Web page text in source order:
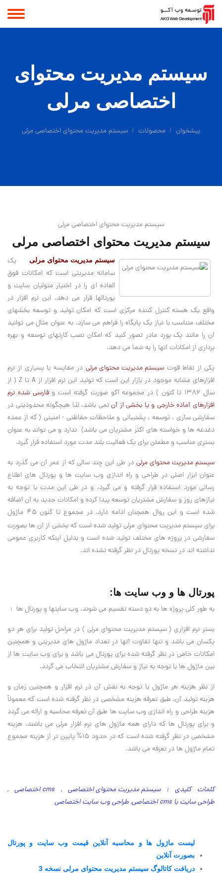
سیستم مدیریت محتوای
اختصاصی مرلی
پیشخوان محصولات سیستم مدیریت محتوای اختصاصی مرلی
سیستم مدیریت محتوای اختصاصی مرلی
سیستم مدیریت محتوای اختصاصی مرلی
سیستم مدیریت محتوای مرلی
یک
سامانه مدیریتی است که امکانات فوق
العاده ای را در اختیار متولیان سایت و
پورتالها قرار می دهد. این نرم افزار در
واقع یک هسته کنترل کننده مرکزی است که امکان تولید و توسعه بخشهای
مختلف متناسب با نیاز یک پایگاه را فراهم می سازد. به عنوان مثال می توانید
آن را مانند یک بورد مادر تصور کنید که امکان نصب کارتهای توسعه و بهره
برداری از امکانات آنها را به شما می دهد.
یکی از نقاط قوتسیستم مدیریت محتوای مرلی در مقایسه با بسیاری از نرم
افزارهای مشابه موجود در بازار این است که تولید این نرم افزار ازA تا Z ( از
سال 1386 تا کنون ) در مجموعه آکو صورت گرفته است و
فارسی شده نرم
افزارهای آماده خارجی و یا بخشی از آننمی باشد، لذا هیچگونه محدودیتی در
سفارشی سازی ، توسعه ، پشتیبانی و ملاحظات حفاظتی - امنیتی ( که از عمده
دغدغه ها و خواسته های اکثر مشتریان می باشد) ندارد و می تواند به عنوان
بستری مناسب و مطمئن برای یک فعالیت بلند مدت مورد استفاده قرار گیرد.
سیستم مدیریت محتوای مرلی در طی این چند سالی که از عمر آن می گذرد به
عنوان ابزار اصلی در طراحی و راه اندازی وب سایت ها و پورتال های اطلاع
رسانی مورد استفاده قرار گرفته و می گیرد، و در طی این مدت با توجه به
نیازهای روز و سفارش مشتریان توسعه پیدا کرده و امکانات جدید به آن اضافه
شده است و این روال همچنان ادامه دارد. در مجموع تا کنون 45 ماژول
برای سیستم مدیریت محتوای مرلی تولید شده است که بخشی از آن ها بصورت
سفارشی در پروژه های مختلف تولید شده است و بدلیل اینکه کاربری عمومی
نداشته اند در نسخه پورتال در نظر گرفته نشده اند.
پورتال ها و وب سایت ها:
به طور کلی پروژه ها به دو دسته تقسیم می شوند، وب سایتها و پورتال ها :
بستر نرم افزاری ( سیستم مدیریت محتوای مرلی ) در مراحل تولید برای هر دو
یکسان می باشد و تنها تفاوت آنها در تعداد ماژول های مدیریتی و همچنین
امکانات خاص در نظر گرفته شده برای پورتال می باشد و برای وب سایت ها از
بین ماژول ها با توجه به نیاز و سفارش مشتریان انتخاب می گردد.
از نظر هزینه هر ماژول با توجه به نقش آن در نرم افزار و همچنین زمان و
هزینه تولید آن، طبق تعرفه هزینه مشخصی در نظر گرفته شده است که معمولاً
هزینه طراحی و راه اندازی وب سایت ها طبق آن تعرفه محاسبه و ارائه می گردد
و برای پورتال ها که دارای همه ماژول های نرم افزار مرلی می باشند، هزینه
مشخصی در نظر گرفته شده است که در حدود 15% پایین تر از هزینه مجموع
تمام ماژول ها در تعرفه می باشد.
کلمات کلیدی :سیستم مدیریت محتوای اختصاصی, cms اختصاصی
,
طراحی سایت با cms اختصاصی
,طراحی وب سایت اختصاصی
لیست ماژول ها و محاسبه آنلاین قیمت وب سایت و پورتال
بصورت آنلاین
دریافت کاتالوگ سیستم مدیریت محتوای مرلی نسخه 3